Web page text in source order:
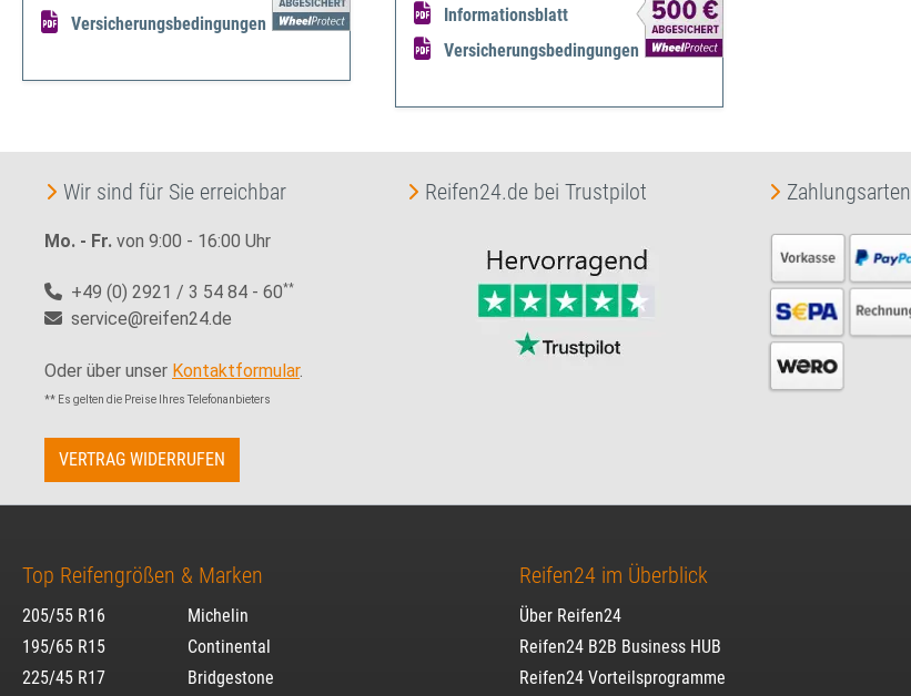
Versicherungsbedingungen
Informationsblatt
Versicherungsbedingungen
Wir sind für Sie erreichbar
Mo. - Fr. von 9:00 - 16:00 Uhr
+49 (0) 2921 / 3 54 84 - 60**
service@reifen24.de
Oder über unser Kontaktformular.
** Es gelten die Preise Ihres Telefonanbieters
VERTRAG WIDERRUFEN
Reifen24.de bei Trustpilot Zahlungsarten
Top Reifengrößen & Marken
205/55 R16
195/65 R15
225/45 R17
Michelin
Continental
Bridgestone
Reifen24 im Überblick
Über Reifen24
Reifen24 B2B Business HUB
Reifen24 Vorteilsprogramme